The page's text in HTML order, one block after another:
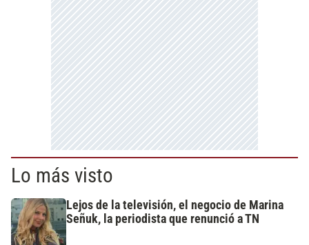
Lo más visto
Lejos de la televisión, el negocio de Marina
Señuk, la periodista que renunció a TN